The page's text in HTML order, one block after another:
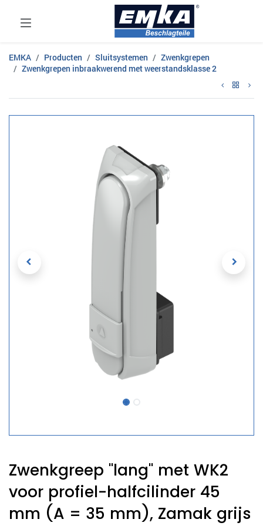
EMKA Producten Sluitsystemen
Zwenkgrepen
Zwenkgrepen inbraakwerend met weerstandsklasse 2
Zwenkgreep "lang" met WK2
voor profiel-halfcilinder 45
mm (A = 35 mm), Zamak grijs